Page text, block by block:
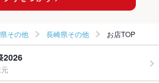
その他 長崎県その他 お店TOP
2026